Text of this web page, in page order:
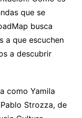
que se
busca
a que escuchen
a descubrir
como Yamila
Strozza, de